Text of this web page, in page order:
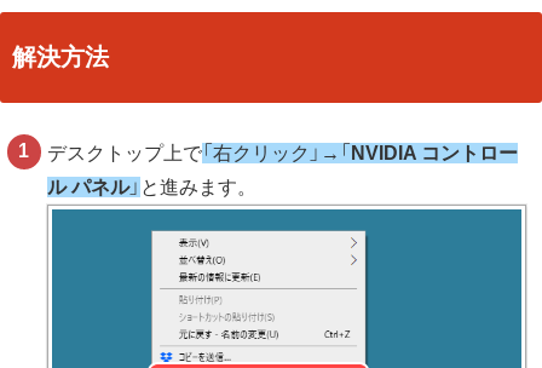
解決方法
デスクトップ上で「右クリック」→「 NVIDIA コントロー
ル パネル」 と進みます。